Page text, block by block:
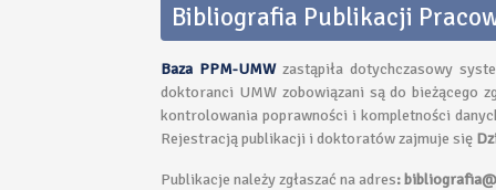
Bibliografia Publikacji
Baza PPM-UMWzastąpiła dotychczasowy
doktoranci UMW zobowiązani są do bieżącego
kontrolowania poprawności i kompletności
Rejestracją publikacji i doktoratów zajmuje się
Publikacje należy zgłaszać na adres: